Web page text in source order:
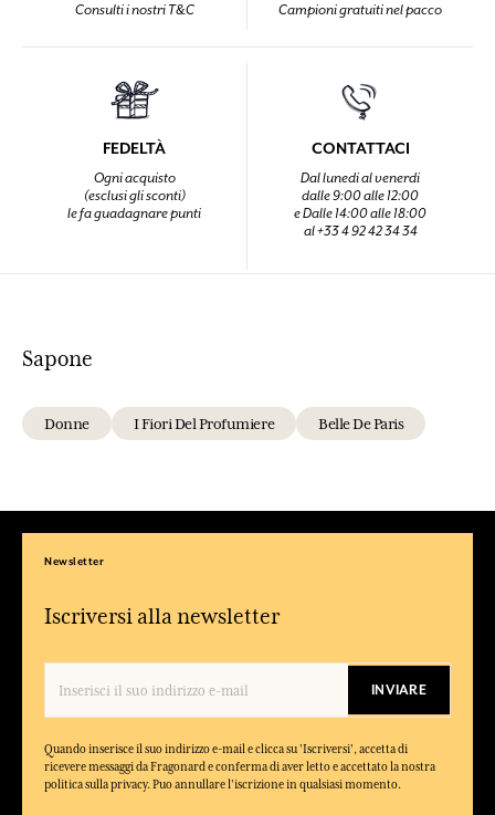
Consulti i nostri T&C Campioni gratuiti nel pacco
FEDELTÀ
Ogni acquisto
(esclusi gli sconti)
le fa guadagnare punti
CONTATTACI
Dal lunedi al venerdi
dalle 9:00 alle 12:00
e Dalle 14:00 alle 18:00
al +33 4 92 42 34 34
Sapone
Donne I Fiori Del Profumiere Belle De Paris
Newsletter
Iscriversi alla newsletter
INVIARE
Quando inserisce il suo indirizzo e-mail e clicca su 'Iscriversi', accetta di
ricevere messaggi da Fragonard e conferma di aver letto e accettato la nostra
politica sulla privacy. Puo annullare l'iscrizione in qualsiasi momento.